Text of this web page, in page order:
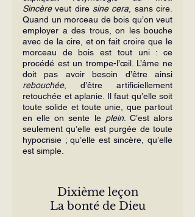
Sincère veut dire sine cera , sans cire.
Quand un morceau de bois qu’on veut
employer a des trous, on les bouche
avec de la cire, et on fait croire que le
morceau de bois est tout uni : ce
procédé est un trompe-l’œil. L’âme ne
rebouchée, d’être artificiellement
retouchée et aplanie. Il faut qu’elle soit
toute solide et toute unie, que partout
en elle on sente le plein. C’est alors
seulement qu’elle est purgée de toute
hypocrisie ; qu’elle est sincère, qu’elle
est simple.
Dixième leçon
La bonté de Dieu